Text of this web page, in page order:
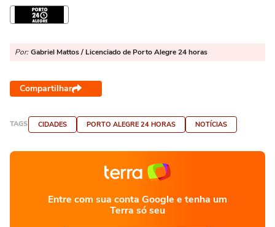
Por: Gabriel Mattos / Licenciado de Porto Alegre 24 horas
Compartilhar
TAGS CIDADES PORTO ALEGRE 24 HORAS NOTÍCIAS
Entre com sua conta Google e tenha um
Terra só seu